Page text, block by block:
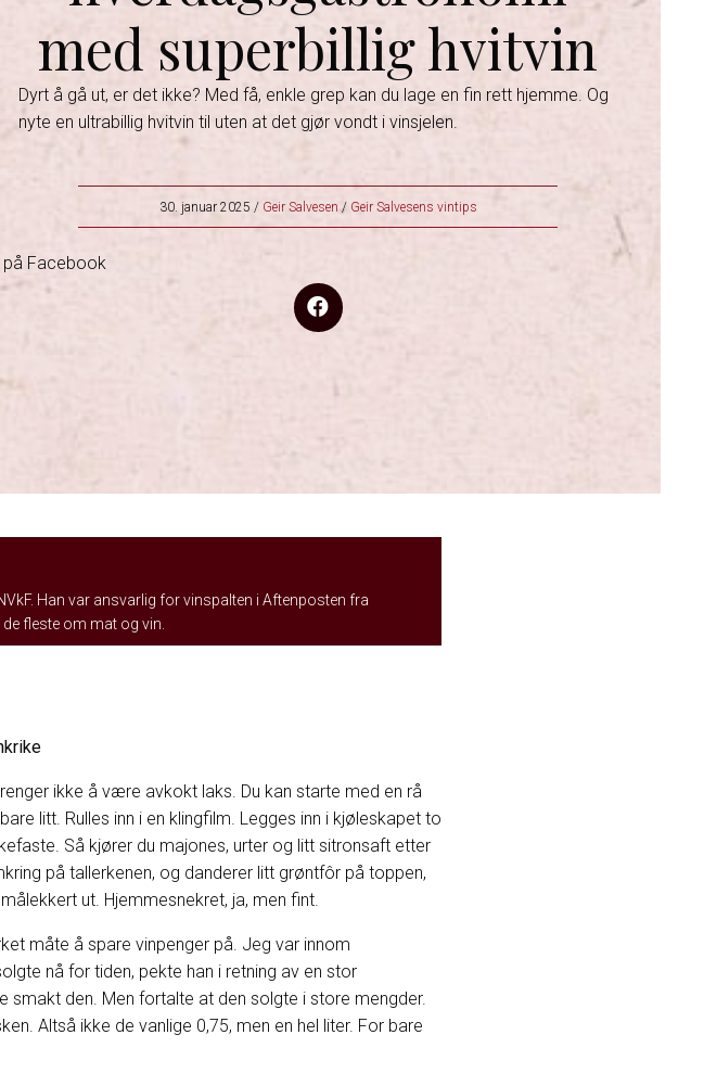
med superbillig hvitvin
Dyrt å gå ut, er det ikke? Med få, enkle grep kan du lage en fin rett hjemme. Og
nyte en ultrabillig hvitvin til uten at det gjør vondt i vinsjelen.
30. januar 2025 / Geir Salvesen / Geir Salvesens vintips
på Facebook
Han var ansvarlig for vinspalten i Aftenposten fra
fleste om mat og vin.
ikke å være avkokt laks. Du kan starte med en rå
litt. Rulles inn i en klingfilm. Legges inn i kjøleskapet to
Så kjører du majones, urter og litt sitronsaft etter
på tallerkenen, og danderer litt grøntfôr på toppen,
ut. Hjemmesnekret, ja, men fint.
måte å spare vinpenger på. Jeg var innom
nå for tiden, pekte han i retning av en stor
smakt den. Men fortalte at den solgte i store mengder.
Altså ikke de vanlige 0,75, men en hel liter. For bare